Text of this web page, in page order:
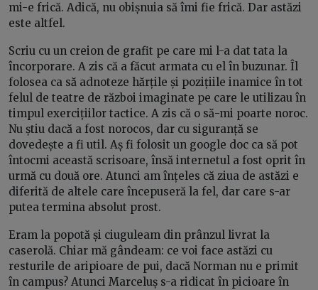
mi-e frică. Adică, nu obișnuia să îmi fie frică. Dar astăzi
este altfel.
Scriu cu un creion de grafit pe care mi l-a dat tata la
încorporare. A zis că a făcut armata cu el în buzunar. Îl
folosea ca să adnoteze hărțile și pozițiile inamice în tot
felul de teatre de război imaginate pe care le utilizau în
timpul exercițiilor tactice. A zis că o să-mi poarte noroc.
Nu știu dacă a fost norocos, dar cu siguranță se
dovedește a fi util. Aș fi folosit un google doc ca să pot
întocmi această scrisoare, însă internetul a fost oprit în
urmă cu două ore. Atunci am înțeles că ziua de astăzi e
diferită de altele care începuseră la fel, dar care s-ar
putea termina absolut prost.
Eram la popotă și ciuguleam din prânzul livrat la
caserolă. Chiar mă gândeam: ce voi face astăzi cu
resturile de aripioare de pui, dacă Norman nu e primit
în campus? Atunci Marceluș s-a ridicat în picioare în